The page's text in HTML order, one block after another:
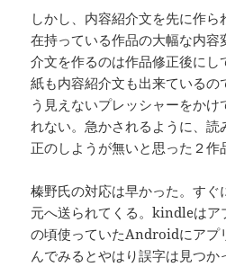
しかし、内容紹介文を先に作
在持っている作品の大幅な内容
介文を作るのは作品修正後に
紙も内容紹介文も出来ているの
う見えないプレッシャーをかけ
れない。急かされるように、読
正のしようが無いと思った２作
榛野氏の対応は早かった。す
元へ送られてくる。kindleはア
の頃使っていたAndroidにアプ
んでみるとやはり誤字は見つ